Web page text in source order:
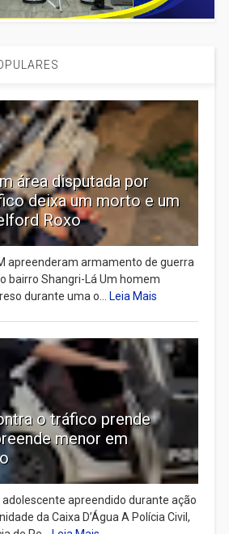
área disputada por
deixa um morto e um
Roxo
apreenderam armamento de guerra
bairro Shangri-Lá Um homem
durante uma o... Leia Mais
o tráfico prende
menor em
apreendido durante ação
da Caixa D’Água A Polícia Civil,